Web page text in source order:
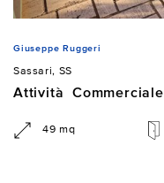
Giuseppe Ruggeri
Sassari, SS
Attività Commerciale
49 mq